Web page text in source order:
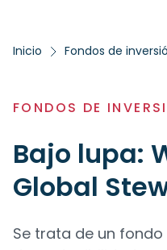
Inicio Fondos de
FONDOS DE
Bajo lupa:
Global
Se trata de un